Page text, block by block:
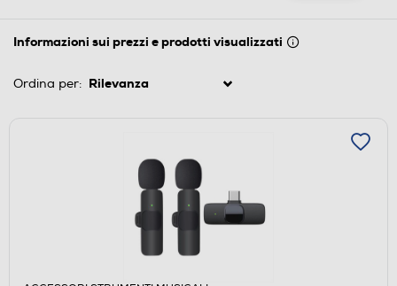
Informazioni sui prezzi e prodotti visualizzati
Ordina per: